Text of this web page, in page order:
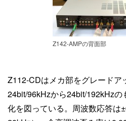
Z142-AMPの背面部
Z112-CDはメカ部をグレードア
24bit/96kHzから24bit/192kHz
化を図っている。周波数応答は